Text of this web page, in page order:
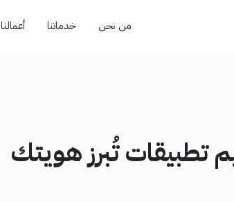
من نحن خدماتنا أعمالنا
تُبرز هويتك